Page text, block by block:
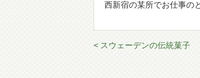
西新宿の某所でお仕事の
< スウェーデンの伝統菓子